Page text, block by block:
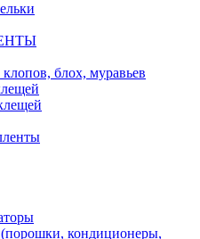
блох, муравьев
(порошки, кондиционеры,